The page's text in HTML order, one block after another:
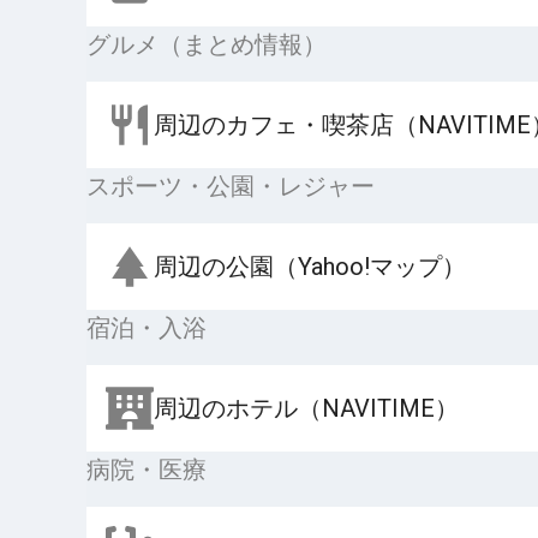
グルメ（まとめ情報）
周辺のカフェ・喫茶店（NAVITIME
スポーツ・公園・レジャー
周辺の公園（Yahoo!マップ）
宿泊・入浴
周辺のホテル（NAVITIME）
病院・医療